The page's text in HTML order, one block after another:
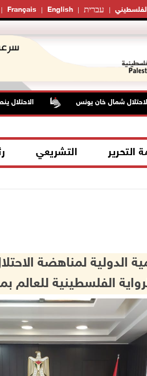
Français English עברית
الاحتلال ينصب
التحرير التشريعي
الدولية لمناهضة
الفلسطينية للعالم